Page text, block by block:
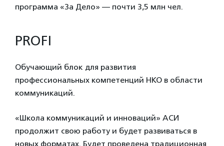
программа «За Дело» — почти 3,5 млн чел.
PROFI
Обучающий блок для развития
профессиональных компетенций НКО в области
коммуникаций.
«Школа коммуникаций и инноваций» АСИ
продолжит свою работу и будет развиваться в
новых форматах. Будет проведена традиционная